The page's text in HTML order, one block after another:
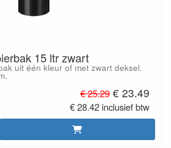
15 ltr zwart
uit één kleur of met zwart deksel.
€ 25.29 € 23.49
€ 28.42 inclusief btw